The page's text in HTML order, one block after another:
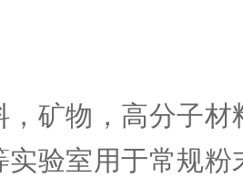
，矿物，高分子
实验室用于常规